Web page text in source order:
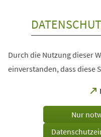
Durch die Nutzung dieser
einverstanden, dass diese
Nur